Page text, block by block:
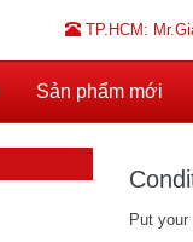
TP.HCM:
Sản phẩm mới
Put